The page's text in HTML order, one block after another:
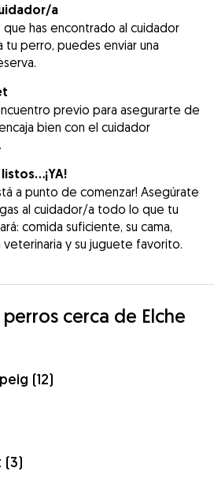
a
que has encontrado al cuidador
perro, puedes enviar una
previo para asegurarte de
bien con el cuidador
a punto de comenzar! Asegúrate
al cuidador/a todo lo que tu
comida suficiente, su cama,
veterinaria y su juguete favorito.
cerca de Elche
(12)
(3)